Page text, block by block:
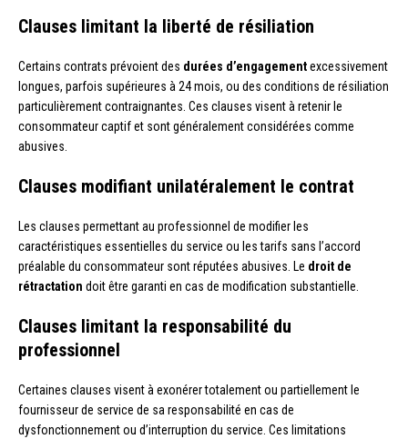
Clauses limitant la liberté de résiliation
Certains contrats prévoient des durées d’engagementexcessivement
longues, parfois supérieures à 24 mois, ou des conditions de résiliation
particulièrement contraignantes. Ces clauses visent à retenir le
consommateur captif et sont généralement considérées comme
abusives.
Clauses modifiant unilatéralement le contrat
Les clauses permettant au professionnel de modifier les
caractéristiques essentielles du service ou les tarifs sans l’accord
préalable du consommateur sont réputées abusives. Le droit de
rétractation doit être garanti en cas de modification substantielle.
Clauses limitant la responsabilité du
professionnel
Certaines clauses visent à exonérer totalement ou partiellement le
fournisseur de service de sa responsabilité en cas de
dysfonctionnement ou d’interruption du service. Ces limitations